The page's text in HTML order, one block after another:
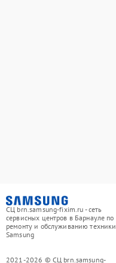
СЦ brn.samsung-fixim.ru - сеть
сервисных центров в Барнауле по
ремонту и обслуживанию техники
Samsung
2021-2026 © СЦ brn.samsung-